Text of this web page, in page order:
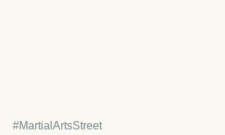
#MartialArtsStreet